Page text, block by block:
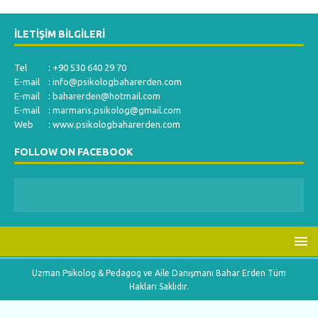
İLETIŞIM BILGILERI
Tel : +90 530 640 29 70
E-mail : info@psikologbaharerden.com
E-mail : baharerden@hotmail.com
E-mail : marmaris.psikolog@gmail.com
Web : www.psikologbaharerden.com
FOLLOW ON FACEBOOK
Uzman Psikolog & Pedagog ve Aile Danışmanı Bahar Erden Tüm
Hakları Saklıdır.